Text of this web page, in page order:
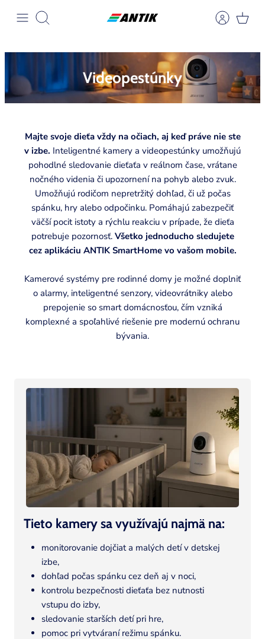
Hledat
Zobraziť stránku
Zobraziť stránku
Zobraziť stránku
Zobraziť stránku
Zobraziť stránku
Zobraziť stránku
Videopestúnky
Majte svoje dieťa vždy na očiach, aj keď práve nie ste
v izbe. Inteligentné kamery a videopestúnky umožňujú
pohodlné sledovanie dieťaťa v reálnom čase, vrátane
nočného videnia či upozornení na pohyb alebo zvuk.
Umožňujú rodičom nepretržitý dohľad, či už počas
spánku, hry alebo odpočinku. Pomáhajú zabezpečiť
väčší pocit istoty a rýchlu reakciu v prípade, že dieťa
potrebuje pozornosť. Všetko jednoducho sledujete
cez aplikáciu ANTIK SmartHome vo vašom mobile.
Kamerové systémy pre rodinné domy je možné doplniť
o alarmy, inteligentné senzory, videovrátniky alebo
prepojenie so smart domácnosťou, čím vzniká
komplexné a spoľahlivé riešenie pre modernú ochranu
bývania.
Tieto kamery sa využívajú najmä na:
monitorovanie dojčiat a malých detí v detskej
izbe,
dohľad počas spánku cez deň aj v noci,
kontrolu bezpečnosti dieťaťa bez nutnosti
vstupu do izby,
sledovanie starších detí pri hre,
pomoc pri vytváraní režimu spánku.